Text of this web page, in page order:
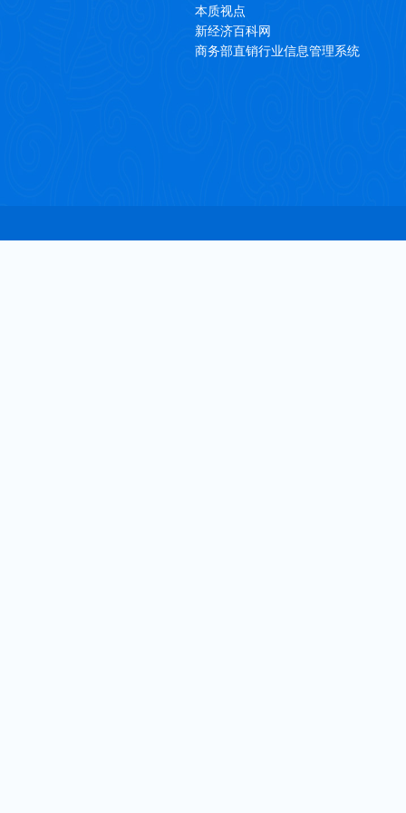
本质视点
新经济百科网
商务部直销行业信息管理系统